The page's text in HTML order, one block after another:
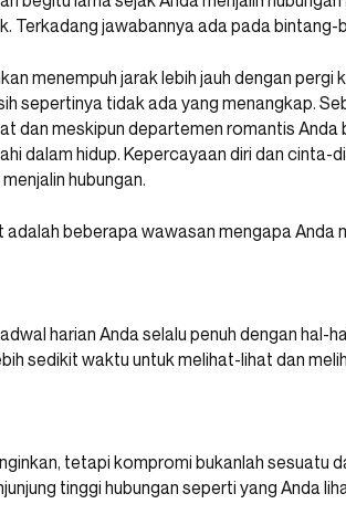
Terkadang jawabannya ada pada bintang-
menempuh jarak lebih jauh dengan pergi
sepertinya tidak ada yang menangkap.
dan meskipun departemen romantis Anda
dalam hidup. Kepercayaan diri dan cinta-
hubungan.
beberapa wawasan mengapa Anda
harian Anda selalu penuh dengan hal-
sedikit waktu untuk melihat-lihat dan
tetapi kompromi bukanlah sesuatu
tinggi hubungan seperti yang Anda